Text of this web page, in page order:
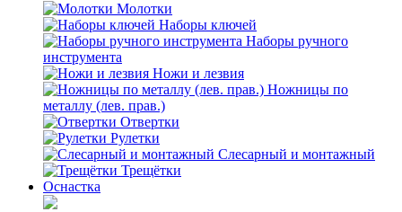
Молотки
Наборы ключей
Наборы ручного
инструмента
Ножи и лезвия
Ножницы по
металлу (лев. прав.)
Отвертки
Рулетки
Слесарный и монтажный
Трещётки
Оснастка